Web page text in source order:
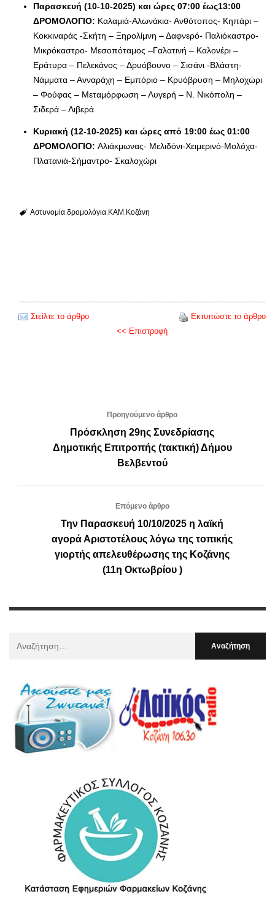
Παρασκευή (10-10-2025) και ώρες 07:00 έως13:00
ΔΡΟΜΟΛΟΓΙΟ: Καλαμιά-Αλωνάκια- Ανθότοπος- Κηπάρι –
Κοκκιναράς -Σκήτη – Ξηρολίμνη – Δαφνερό- Παλιόκαστρο-
Μικρόκαστρο- Μεσοπόταμος –Γαλατινή – Καλονέρι –
Εράτυρα – Πελεκάνος – Δρυόβουνο – Σισάνι -Βλάστη-
Νάμματα – Ανναράχη – Εμπόριο – Κρυόβρυση – Μηλοχώρι
– Φούφας – Μεταμόρφωση – Λυγερή – N. Νικόπολη –
Σιδερά – Λιβερά
Κυριακή (12-10-2025) και ώρες από 19:00 έως 01:00
ΔΡΟΜΟΛΟΓΙΟ: Αλιάκμωνας- Μελιδόνι-Χειμερινό-Μολόχα-
Πλατανιά-Σήμαντρο- Σκαλοχώρι
Αστυνομία δρομολόγια ΚΑΜ Κοζάνη
Στείλτε το άρθρο
Εκτυπώστε το άρθρο
<< Επιστροφή
Προηγούμενο άρθρο
Πρόσκληση 29ης Συνεδρίασης
Δημοτικής Επιτροπής (τακτική) Δήμου
Βελβεντού
Επόμενο άρθρο
Την Παρασκευή 10/10/2025 η λαϊκή
αγορά Αριστοτέλους λόγω της τοπικής
γιορτής απελευθέρωσης της Κοζάνης
(11η Οκτωβρίου )